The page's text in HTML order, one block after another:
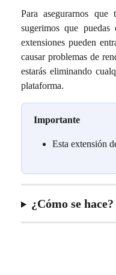
Para asegurarnos
sugerimos que
extensiones pueden
causar problemas de
estarás eliminando
plataforma.
Importante
Esta extensión
¿Cómo se hace?